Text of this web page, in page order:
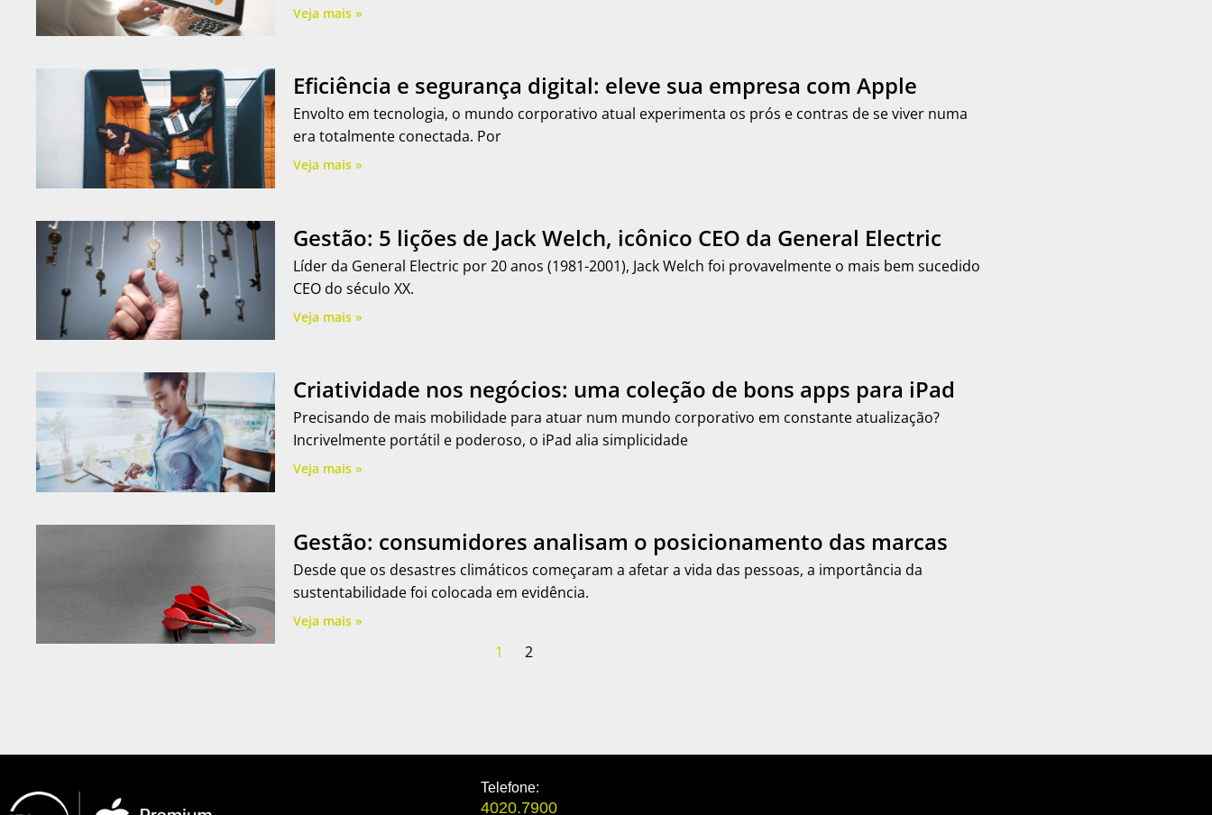
Veja mais »
Eficiência e segurança digital: eleve sua empresa com Apple
Envolto em tecnologia, o mundo corporativo atual experimenta os prós e contras de se viver numa
era totalmente conectada. Por
Veja mais »
Gestão: 5 lições de Jack Welch, icônico CEO da General Electric
Líder da General Electric por 20 anos (1981-2001), Jack Welch foi provavelmente o mais bem sucedido
CEO do século XX.
Veja mais »
Criatividade nos negócios: uma coleção de bons apps para iPad
Precisando de mais mobilidade para atuar num mundo corporativo em constante atualização?
Incrivelmente portátil e poderoso, o iPad alia simplicidade
Veja mais »
Gestão: consumidores analisam o posicionamento das marcas
Desde que os desastres climáticos começaram a afetar a vida das pessoas, a importância da
sustentabilidade foi colocada em evidência.
Veja mais »
1 2
Telefone:
4020.7900